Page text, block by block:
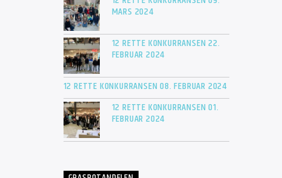
MARS 2024
12 RETTE KONKURRANSEN 22.
FEBRUAR 2024
12 RETTE KONKURRANSEN 08. FEBRUAR 2024
12 RETTE KONKURRANSEN 01.
FEBRUAR 2024